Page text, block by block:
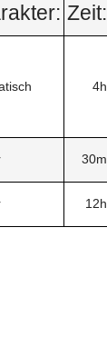
Zeit:
4h
30m
12h